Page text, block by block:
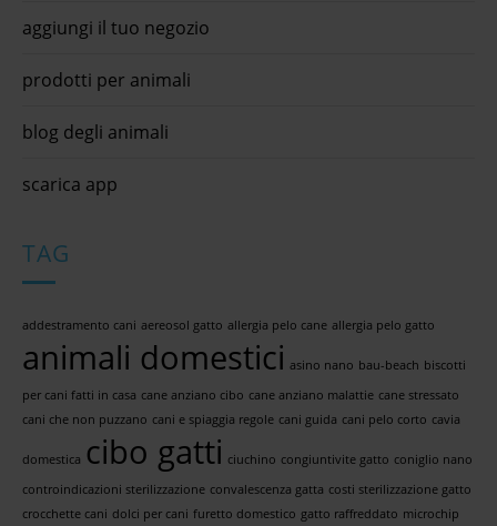
aggiungi il tuo negozio
prodotti per animali
blog degli animali
scarica app
TAG
addestramento cani aereosol gatto allergia pelo cane allergia pelo gatto
animali domestici asino nano bau-beach biscotti
per cani fatti in casa cane anziano cibo cane anziano malattie cane stressato
cani che non puzzano cani e spiaggia regole cani guida cani pelo corto cavia
domestica cibo gatti ciuchino congiuntivite gatto coniglio nano
controindicazioni sterilizzazione convalescenza gatta costi sterilizzazione gatto
crocchette cani dolci per cani furetto domestico gatto raffreddato microchip